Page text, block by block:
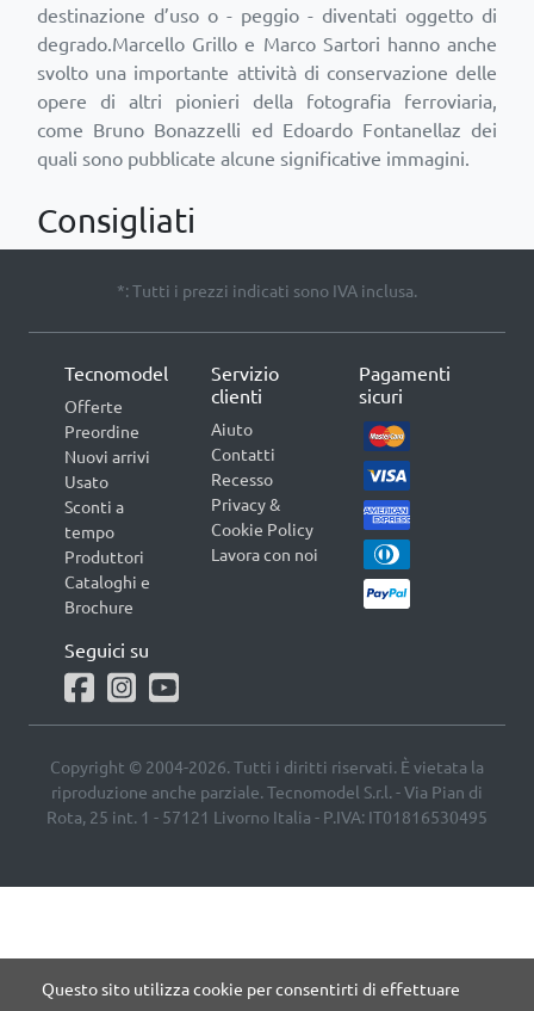
destinazione d’uso o - peggio - diventati oggetto di
degrado.Marcello Grillo e Marco Sartori hanno anche
svolto una importante attività di conservazione delle
opere di altri pionieri della fotografia ferroviaria,
come Bruno Bonazzelli ed Edoardo Fontanellaz dei
Consigliati
*: Tutti i prezzi indicati sono IVA inclusa.
Tecnomodel
Offerte
Preordine
Nuovi arrivi
Usato
Sconti a
tempo
Produttori
Cataloghi e
Brochure
Servizio
clienti
Aiuto
Contatti
Recesso
Privacy &
Cookie Policy
Lavora con noi
Pagamenti
sicuri
Seguici su
Copyright © 2004-2026. Tutti i diritti riservati. È vietata la
riproduzione anche parziale. Tecnomodel S.r.l. - Via Pian di
Rota, 25 int. 1 - 57121 Livorno Italia - P.IVA: IT01816530495
Questo sito utilizza cookie per consentirti di effettuare